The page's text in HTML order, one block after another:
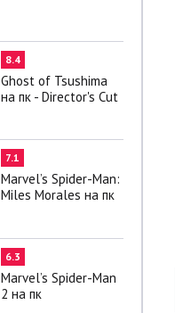
8.4
Ghost of Tsushima
на пк - Director's Cut
7.1
Marvel’s Spider-Man:
Miles Morales на пк
6.3
Marvel’s Spider-Man
2 на пк